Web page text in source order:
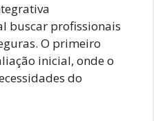
buscar profissionais
O primeiro
inicial, onde o
do